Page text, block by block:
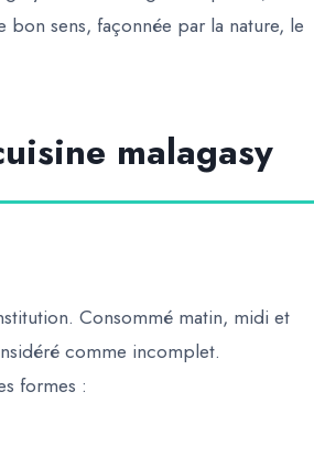
bon sens, façonnée par la nature, le
malagasy
Consommé matin, midi et
comme incomplet.
formes :